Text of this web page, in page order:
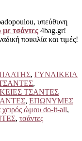
υπεύθυνη
με τσάντες 4bag.gr!
ποικιλία και τιμές!
ΠΛΑΤΗΣ, ΓΥΝΑΙΚΕΙΑ
,
ΤΣΑΝΤΕΣ
, ΕΠΩΝΥΜΕΣ
χειρός ώμου do-it-all,
, τσάντες